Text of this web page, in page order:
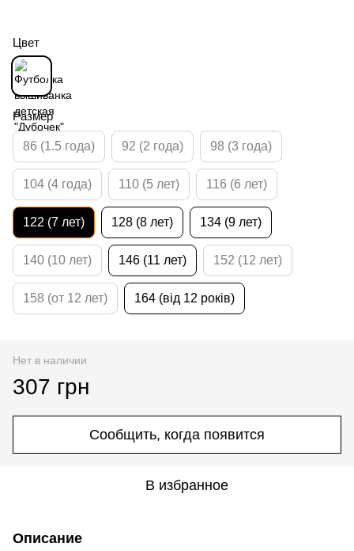
Цвет
Размер
86 (1.5 года) 92 (2 года) 98 (3 года)
104 (4 года) 110 (5 лет) 116 (6 лет)
122 (7 лет) 128 (8 лет) 134 (9 лет)
140 (10 лет) 146 (11 лет) 152 (12 лет)
158 (от 12 лет) 164 (від 12 років)
Нет в наличии
307 грн
Сообщить, когда появится
В избранное
Описание